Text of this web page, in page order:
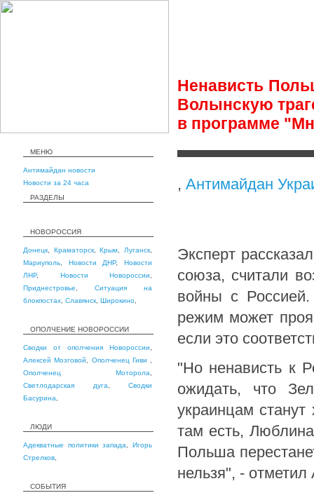
Ненависть
Волынскую
в программе
МЕНЮ
Антимайдан новости
Новости за 24 часа
РАЗДЕЛЫ
НОВОРОССИЯ
Донецк Краматорск,Крым Луганск
Мариуполь
Новости ДНР,Новости
ЛНР, Новости Новороссии
Приднестровье
Ситуация на
блокпостах Славянск Широкино
ОПОЛЧЕНИЕ НОВОРОССИИ
Сводки от ополчения Новороссии
Алексей Мозговой
Ополченец Гиви
Ополченец Моторола
Светлодарская дуга
Сводки
Басурина
ЛЮДИ
Адекватные политики запада ,Игорь
Стрелков
СОБЫТИЯ
, Антимайдан
Эксперт
союза, считали
войны с
режим может
если это
"Но ненависть к
ожидать, что
украинцам
там есть,
Польша
нельзя", -